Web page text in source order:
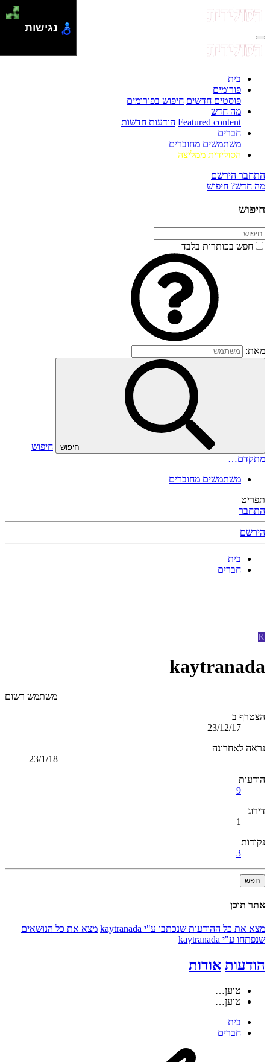
בית
פורומים
פוסטים חדשים חיפוש בפורומים
מה חדש
Featured content הודעות חדשות
חברים
משתמשים מחוברים
הסולידית ממליצה
התחבר הירשם
מה חדש? חיפוש
חיפוש
חפש בכותרות בלבד
מאת:
חיפוש
חיפוש
מתקדם…
משתמשים מחוברים
תפריט
התחבר
הירשם
בית
חברים
K
kaytranada
משתמש רשום
הצטרף ב
23/12/17
נראה לאחרונה
23/1/18
הודעות
9
דירוג
1
נקודות
3
חפש
אתר תוכן
מצא את כל ההודעות שנכתבו ע"י kaytranada
מצא את כל הנושאים
שנפתחו ע"י kaytranada
הודעות אודות
טוען…
טוען…
בית
חברים
נגישות